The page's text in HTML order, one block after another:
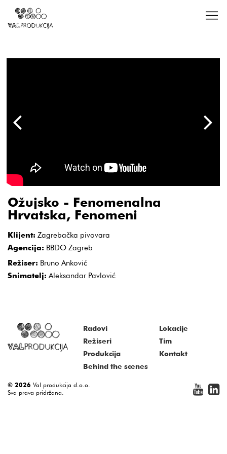
Ožujsko - Fenomenalna
Hrvatska, Fenomeni
Klijent: Zagrebačka pivovara
Agencija: BBDO Zagreb
Režiser: Bruno Anković
Snimatelj: Aleksandar Pavlović
Radovi
Režiseri
Produkcija
Lokacije
Tim
Kontakt
Behind the scenes
© 2026 Val produkcija d.o.o.
Sva prava pridržana.